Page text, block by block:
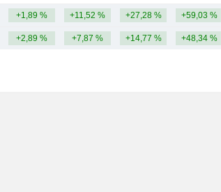
+1,89 % +11,52 % +27,28 % +59,03 %
+2,89 % +7,87 % +14,77 % +48,34 %